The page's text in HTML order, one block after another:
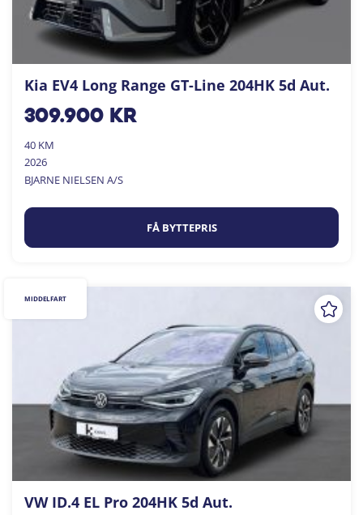
Kia EV4 Long Range GT-Line 204HK 5d Aut.
309.900kr
40 KM
2026
BJARNE NIELSEN A/S
FÅ BYTTEPRIS
VW ID.4 EL Pro 204HK 5d Aut.
MIDDELFART